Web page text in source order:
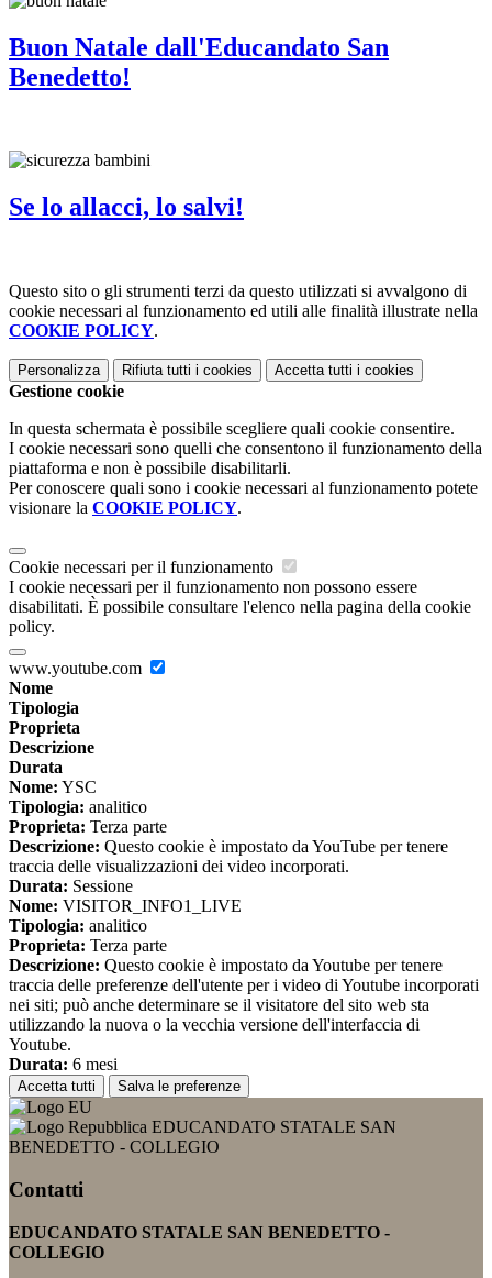
Buon Natale dall'Educandato San
Benedetto!
Se lo allacci, lo salvi!
Questo sito o gli strumenti terzi da questo utilizzati si avvalgono di
cookie necessari al funzionamento ed utili alle finalità illustrate nella
COOKIE POLICY.
Personalizza Rifiuta tutti i cookies Accetta tutti i cookies
Gestione cookie
In questa schermata è possibile scegliere quali cookie consentire.
I cookie necessari sono quelli che consentono il funzionamento della
piattaforma e non è possibile disabilitarli.
Per conoscere quali sono i cookie necessari al funzionamento potete
visionare la COOKIE POLICY.
Cookie necessari per il funzionamento
I cookie necessari per il funzionamento non possono essere
disabilitati. È possibile consultare l'elenco nella pagina della cookie
policy.
www.youtube.com
Nome
Tipologia
Proprieta
Descrizione
Durata
Nome: YSC
Tipologia: analitico
Proprieta: Terza parte
Descrizione: Questo cookie è impostato da YouTube per tenere
traccia delle visualizzazioni dei video incorporati.
Durata: Sessione
Nome: VISITOR_INFO1_LIVE
Tipologia: analitico
Proprieta: Terza parte
Descrizione: Questo cookie è impostato da Youtube per tenere
traccia delle preferenze dell'utente per i video di Youtube incorporati
nei siti; può anche determinare se il visitatore del sito web sta
utilizzando la nuova o la vecchia versione dell'interfaccia di
Youtube.
Durata: 6 mesi
Accetta tutti Salva le preferenze
EDUCANDATO STATALE SAN
BENEDETTO - COLLEGIO
Contatti
EDUCANDATO STATALE SAN BENEDETTO -
COLLEGIO